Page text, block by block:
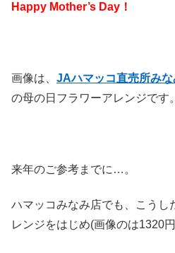
Happy Mother’s Day！
画像は、 JAハマッコ直売所みな
の母の日フラワーアレンジです。
来年のご参考までに…。
ハマッコみなみ店でも、こうし
レンジをはじめ(画像のは1320円